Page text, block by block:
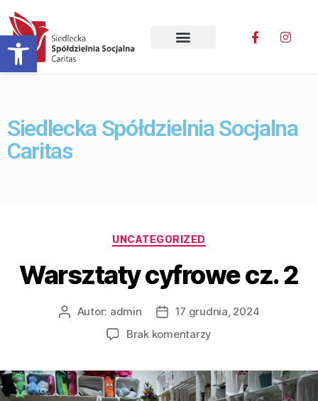
Otwórz pasek narzędzi
Siedlecka Spółdzielnia Socjalna
Caritas
UNCATEGORIZED
Warsztaty cyfrowe cz. 2
Autor: admin
17 grudnia, 2024
Brak komentarzy